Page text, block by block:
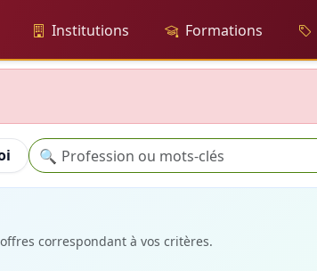
Institutions Formations
Recherche
🔍
correspondant à vos critères.